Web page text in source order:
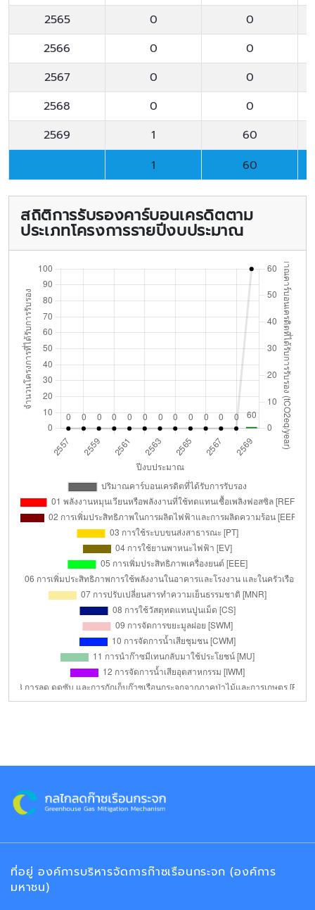
1 60
2565
0
0
2566
0
0
2567
0
0
2568
0
0
2569
1
60
1
60
สถิติการรับรองคาร์บอนเครดิตตาม
ประเภทโครงการรายปีงบประมาณ
ที่อยู่ องค์การบริหารจัดการก๊าซเรือนกระจก (องค์การ
มหาชน)